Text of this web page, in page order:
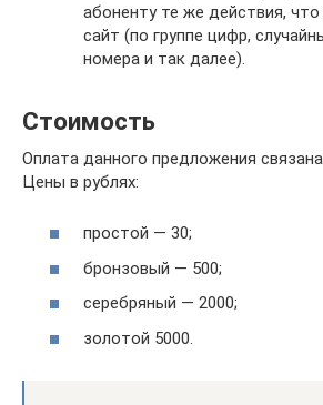
абоненту те же действия,
сайт (по группе цифр,
номера и так далее).
Стоимость
Оплата данного предложения связана
Цены в рублях:
простой — 30;
бронзовый — 500;
серебряный — 2000;
золотой 5000.